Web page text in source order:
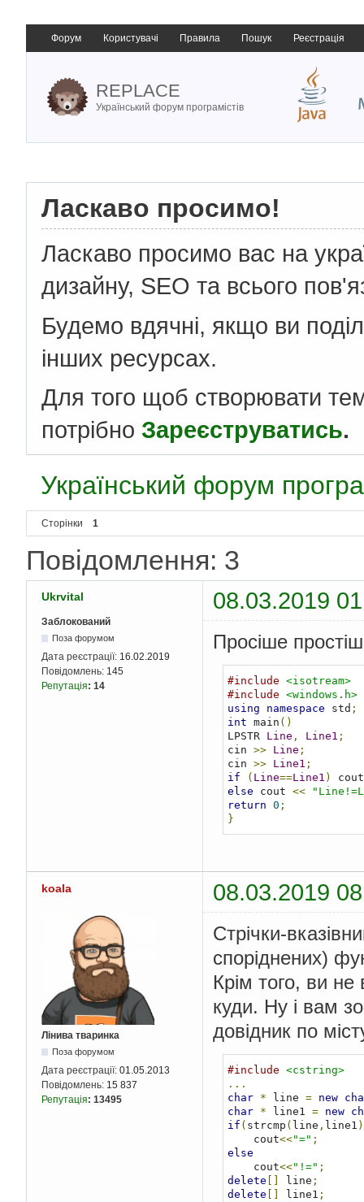
Форум Користувачі Правила Пошук Реєстрація
REPLACE
Український форум програмістів
Ласкаво просимо!
Ласкаво просимо вас на
дизайну, SEO та всього
Будемо вдячні, якщо ви
інших ресурсах.
Для того щоб створювати
потрібно Зареєструватись.
Український форум
Сторінки 1
Повідомлення: 3
Ukrvital 08.03.2019
Заблокований
Поза форумом
Дата реєстрації: 16.02.2019
Повідомлень: 145
Репутація: 14
Просіше
#include <isotream>
#include <windows.h>
using
namespace std ;
int main ()
LPSTR Line , Line1 ;
cin >> Line ;
cin >> Line1 ;
if
( Line==Line1 )
else cout <<
return 0 ;
}
koala 08.03.2019
Лінива тваринка
Поза форумом
Дата реєстрації: 01.05.2013
Повідомлень: 15 837
Репутація: 13495
Стрічки-
споріднених)
Крім того, ви
куди. Ну і вам
довідник по
#include <cstring>
...
char
* line = new
char
* line1 = new
if ( strcmp ( line , line1
    cout
<<"=" ;
else
    cout
<<"!=" ;
delete
line ;
delete
line1 ;